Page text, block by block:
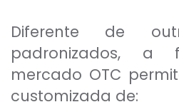
Diferente de
padronizados, a
mercado OTC
customizada de: